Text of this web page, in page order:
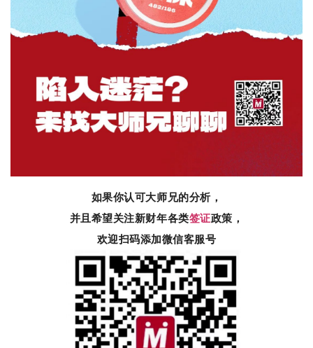
如果你认可大师兄的分析，
并且希望关注新财年各类签证政策，
欢迎扫码添加微信客服号